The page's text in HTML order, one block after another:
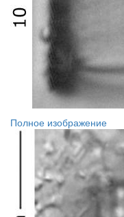
Полное изображение